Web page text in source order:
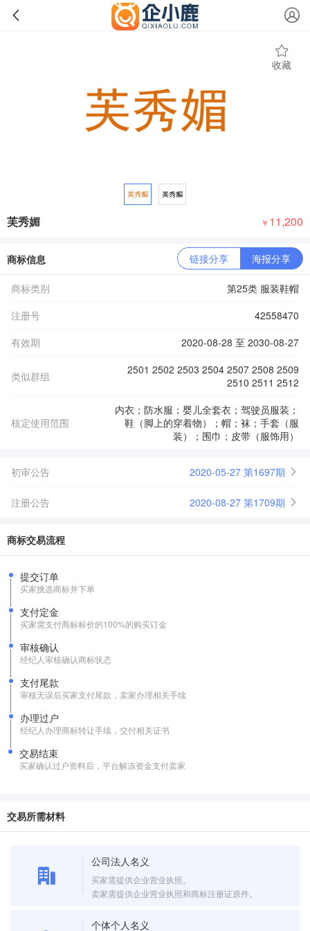
收藏
芙秀媚 ￥ 11,200
商标信息 链接分享 海报分享
商标类别
第25类 服装鞋帽
注册号
42558470
有效期
2020-08-28 至 2030-08-27
类似群组
2501 2502 2503 2504 2507 2508 2509
2510 2511 2512
核定使用范围
内衣；防水服；婴儿全套衣；驾驶员服装；
鞋（脚上的穿着物）；帽；袜；手套（服
装）；围巾；皮带（服饰用）
初审公告 2020-05-27 第1697期
注册公告 2020-08-27 第1709期
商标交易流程
提交订单
买家挑选商标并下单
支付定金
买家需支付商标标价的100%的购买订金
审核确认
经纪人审核确认商标状态
支付尾款
审核无误后买家支付尾款，卖家办理相关手续
办理过户
经纪人办理商标转让手续，交付相关证书
交易结束
买家确认过户资料后，平台解冻资金支付卖家
交易所需材料
公司法人名义
买家需提供企业营业执照。
卖家需提供企业营业执照和商标注册证原件。
个体个人名义